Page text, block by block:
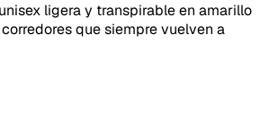
ligera y transpirable en amarillo
que siempre vuelven a